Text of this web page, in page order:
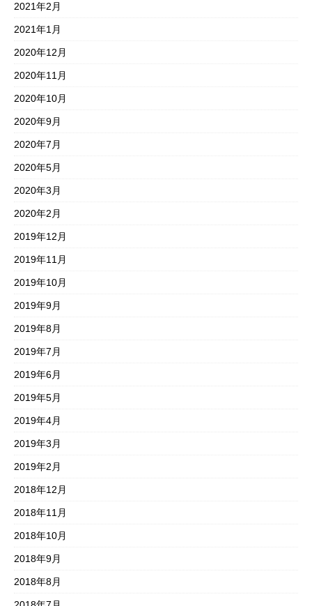
2021年2月
2021年1月
2020年12月
2020年11月
2020年10月
2020年9月
2020年7月
2020年5月
2020年3月
2020年2月
2019年12月
2019年11月
2019年10月
2019年9月
2019年8月
2019年7月
2019年6月
2019年5月
2019年4月
2019年3月
2019年2月
2018年12月
2018年11月
2018年10月
2018年9月
2018年8月